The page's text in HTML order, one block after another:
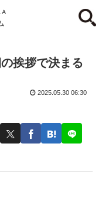
挨拶で決まる
2025.05.30 06:30